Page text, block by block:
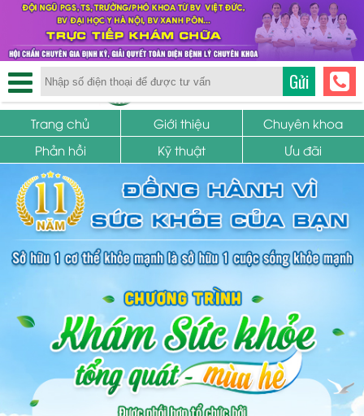
TRUNG TÂM PHỤ KHOA
SỨC KHỎE SINH SẢN
Trang chủ Giới thiệu
Chuyên khoa
Phản hồi
Kỹ thuật Ưu đãi
Gửi